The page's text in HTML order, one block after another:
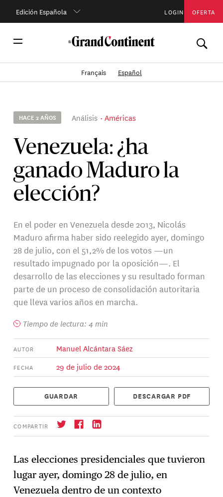
Edición Española LOGIN OFERTA
Français Español
HACE 2 AÑOS Análisis Américas
Venezuela: ¿ha
ganado Maduro la
elección?
En el poder en Venezuela desde 2013, Nicolás
Maduro afirma haber sido reelegido ayer, domingo
28 de julio, con el 51,2% de los votos —un
resultado impugnado por la oposición—. El
desarrollo de las elecciones y su resultado forman
parte de un proceso de consolidación autoritaria
que lleva varios años en marcha.
Tiempo de lectura: 4 min
AUTOR Manuel Alcántara Sáez
FECHA 29 de julio de 2024
GUARDAR DESCARGAR PDF
COMPARTIR
→ Suscríbase
Las elecciones presidenciales que tuvieron
lugar ayer, domingo 28 de julio, en
Venezuela dentro de un contexto